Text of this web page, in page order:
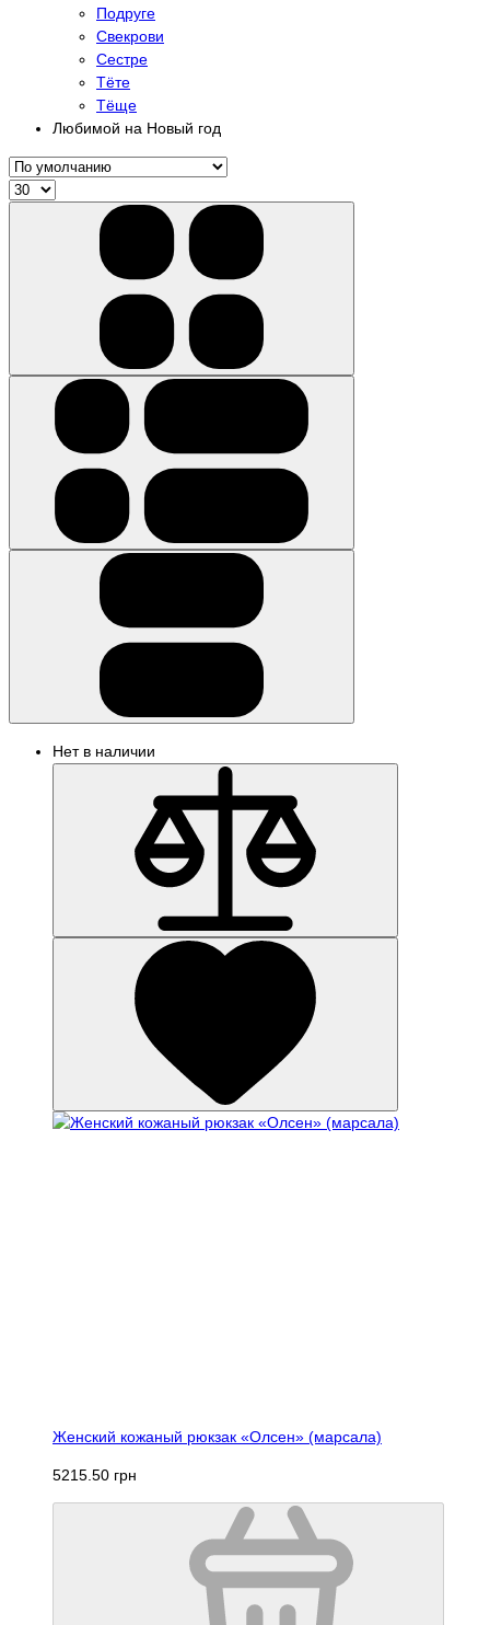
Подруге
Свекрови
Сестре
Тёте
Тёще
Любимой на Новый год
Нет в наличии
Женский кожаный рюкзак «Олсен» (марсала)
5215.50 грн